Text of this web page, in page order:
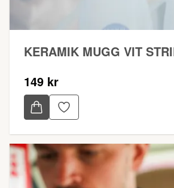
KERAMIK MUGG VIT
149 kr